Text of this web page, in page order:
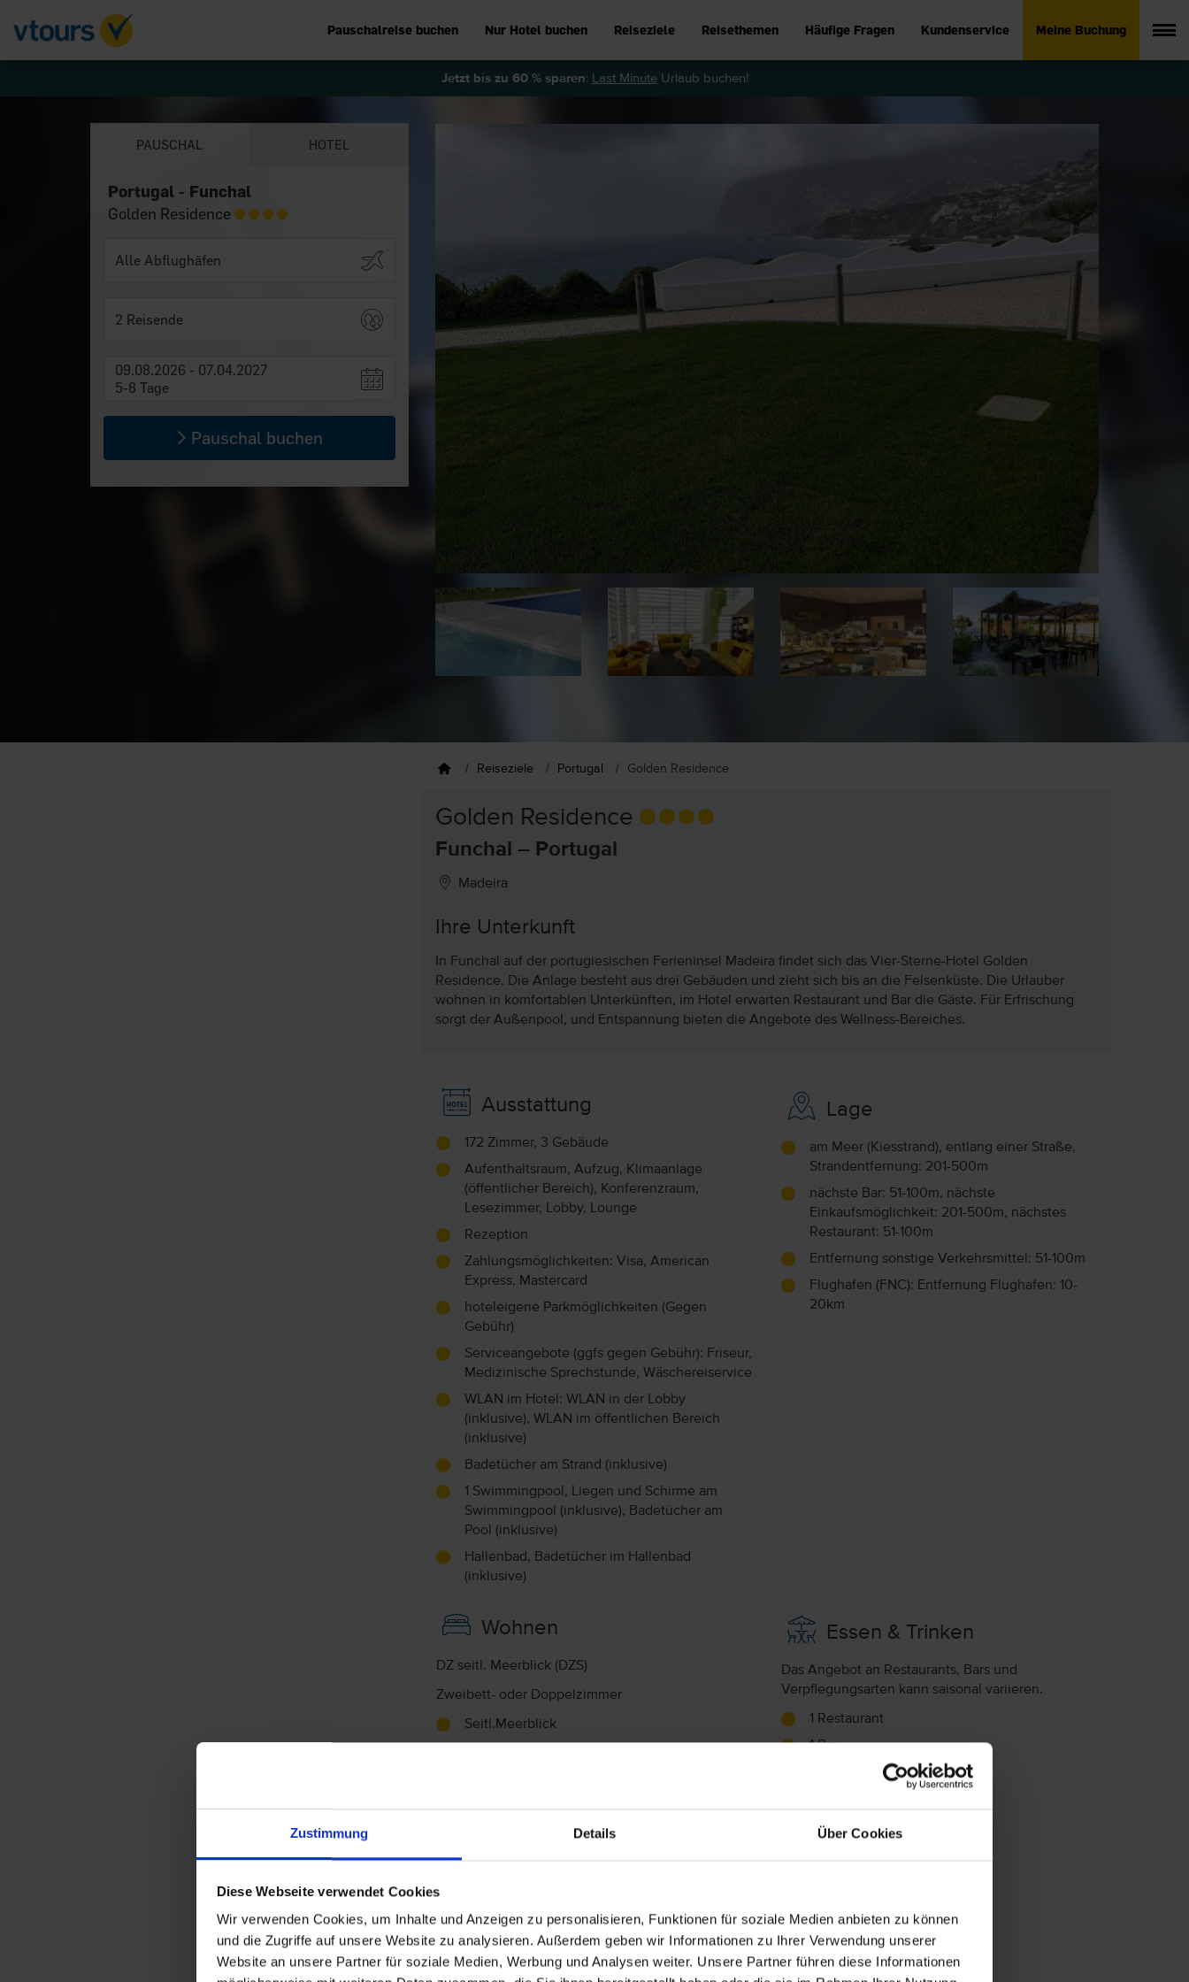
Zustimmung Details Über Cookies
Diese Webseite verwendet Cookies
Wir verwenden Cookies, um Inhalte und Anzeigen zu personalisieren, Funktionen für soziale Medien anbieten zu können
und die Zugriffe auf unsere Website zu analysieren. Außerdem geben wir Informationen zu Ihrer Verwendung unserer
Website an unsere Partner für soziale Medien, Werbung und Analysen weiter. Unsere Partner führen diese Informationen
Pauschalreise buchen Nur Hotel buchen Reiseziele Reisethemen Häufige Fragen Kundenservice Meine Buchung
Jetzt bis zu 60 % sparen: Last MinuteUrlaub buchen!
PAUSCHAL HOTEL
Portugal - Funchal
Golden Residence
2 Reisende
09.08.2026 - 07.04.2027
5-8 Tage
Pauschal buchen
Reiseziele Portugal Golden Residence
Golden Residence
Funchal – Portugal
Madeira
Ihre Unterkunft
In Funchal auf der portugiesischen Ferieninsel Madeira findet sich das Vier-Sterne-Hotel Golden
Residence. Die Anlage besteht aus drei Gebäuden und zieht sich bis an die Felsenküste. Die Urlauber
wohnen in komfortablen Unterkünften, im Hotel erwarten Restaurant und Bar die Gäste. Für Erfrischung
sorgt der Außenpool, und Entspannung bieten die Angebote des Wellness-Bereiches.
Ausstattung
172 Zimmer, 3 Gebäude
Aufenthaltsraum, Aufzug, Klimaanlage
(öffentlicher Bereich), Konferenzraum,
Lesezimmer, Lobby, Lounge
Rezeption
Zahlungsmöglichkeiten: Visa, American
Express, Mastercard
hoteleigene Parkmöglichkeiten (Gegen
Gebühr)
Serviceangebote (ggfs gegen Gebühr): Friseur,
Medizinische Sprechstunde, Wäschereiservice
WLAN im Hotel: WLAN in der Lobby
(inklusive), WLAN im öffentlichen Bereich
(inklusive)
Badetücher am Strand (inklusive)
1 Swimmingpool, Liegen und Schirme am
Swimmingpool (inklusive), Badetücher am
Pool (inklusive)
Hallenbad, Badetücher im Hallenbad
(inklusive)
Lage
am Meer (Kiesstrand), entlang einer Straße,
Strandentfernung: 201-500m
nächste Bar: 51-100m, nächste
Einkaufsmöglichkeit: 201-500m, nächstes
Restaurant: 51-100m
Entfernung sonstige Verkehrsmittel: 51-100m
Flughafen (FNC): Entfernung Flughafen: 10-
20km
Wohnen
DZ seitl. Meerblick (DZS)
Zweibett- oder Doppelzimmer
Seitl.Meerblick
WC
separates Schlafzimmer
Sitzecke, Kitchenette, Wasserkocher, Telefon,
Essen & Trinken
Das Angebot an Restaurants, Bars und
Verpflegungsarten kann saisonal variieren.
1 Restaurant
1 Bar
Angebotene Verpflegungsarten:
Frühstück